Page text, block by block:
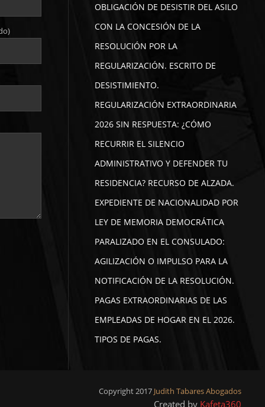
OBLIGACIÓN DE DESISTIR DEL ASILO
CON LA CONCESIÓN DE LA
RESOLUCIÓN POR LA
REGULARIZACIÓN. ESCRITO DE
DESISTIMIENTO.
REGULARIZACIÓN EXTRAORDINARIA
2026 SIN RESPUESTA: ¿CÓMO
RECURRIR EL SILENCIO
ADMINISTRATIVO Y DEFENDER TU
RESIDENCIA? RECURSO DE ALZADA.
EXPEDIENTE DE NACIONALIDAD POR
LEY DE MEMORIA DEMOCRÁTICA
PARALIZADO EN EL CONSULADO:
AGILIZACIÓN O IMPULSO PARA LA
NOTIFICACIÓN DE LA RESOLUCIÓN.
PAGAS EXTRAORDINARIAS DE LAS
EMPLEADAS DE HOGAR EN EL 2026.
TIPOS DE PAGAS.
Copyright 2017 Judith Tabares Abogados
Created by Kafeta360